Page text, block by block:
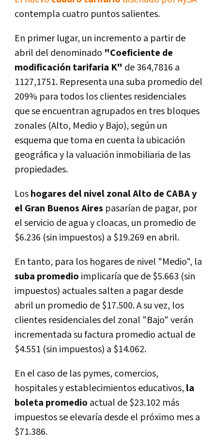
contempla cuatro puntos salientes.
En primer lugar, un incremento a partir de
abril del denominado "Coeficiente de
modificación tarifaria K" de 364,7816 a
1127,1751. Representa una suba promedio del
209% para todos los clientes residenciales
que se encuentran agrupados en tres bloques
zonales (Alto, Medio y Bajo), según un
esquema que toma en cuenta la ubicación
geográfica y la valuación inmobiliaria de las
propiedades.
Loshogares del nivel zonal Alto de CABA y
el Gran Buenos Aires pasarían de pagar, por
el servicio de agua y cloacas, un promedio de
$6.236 (sin impuestos) a $19.269 en abril.
En tanto, para los hogares de nivel "Medio", la
suba promedio implicaría que de $5.663 (sin
impuestos) actuales salten a pagar desde
abril un promedio de $17.500. A su vez, los
clientes residenciales del zonal "Bajo" verán
incrementada su factura promedio actual de
$4.551 (sin impuestos) a $14.062.
En el caso de las pymes, comercios,
hospitales y establecimientos educativos, la
boleta promedio actual de $23.102 más
impuestos se elevaría desde el próximo mes a
$71.386.